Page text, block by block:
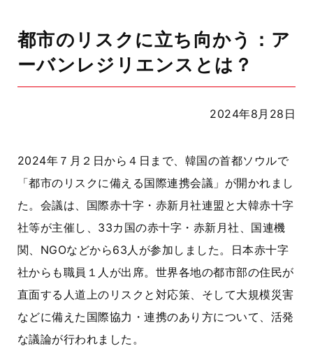
都市のリスクに立ち向かう：ア
ーバンレジリエンスとは？
2024年8月28日
2024年７月２日から４日まで、韓国の首都ソウルで
「都市のリスクに備える国際連携会議」が開かれまし
た。会議は、国際赤十字・赤新月社連盟と大韓赤十字
社等が主催し、33カ国の赤十字・赤新月社、国連機
関、NGOなどから63人が参加しました。日本赤十字
社からも職員１人が出席。世界各地の都市部の住民が
直面する人道上のリスクと対応策、そして大規模災害
などに備えた国際協力・連携のあり方について、活発
な議論が行われました。